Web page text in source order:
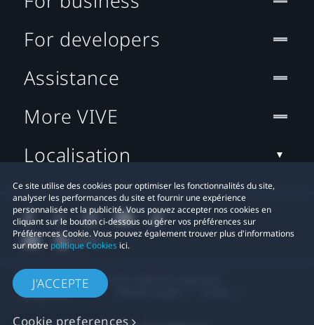
Ce site utilise des cookies pour optimiser les fonctionnalités du site,
analyser les performances du site et fournir une expérience
personnalisée et la publicité. Vous pouvez accepter nos cookies en
cliquant sur le bouton ci-dessous ou gérer vos préférences sur
Préférences Cookie. Vous pouvez également trouver plus d'informations
sur notre politique Cookies ici.
J'ACCEPTE
Cookie preferences
For developers
Assistance
More VIVE
Localisation
© 2011-2026 HTC Corporation